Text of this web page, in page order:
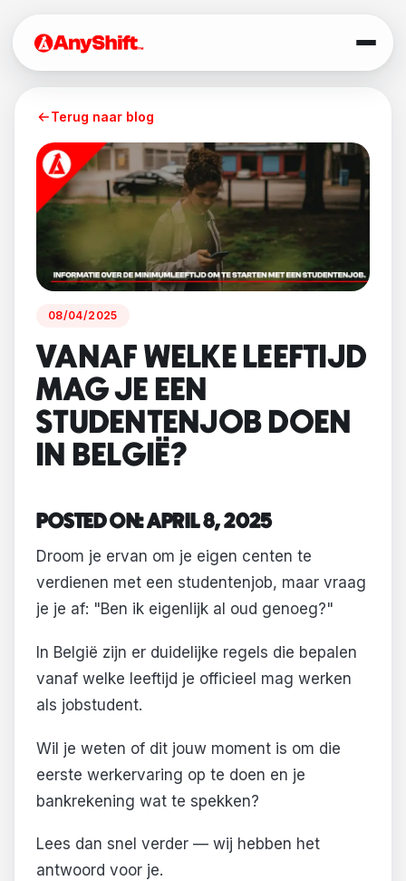
Terug naar blog
08/04/2025
VANAF WELKE LEEFTIJD
MAG JE EEN
STUDENTENJOB DOEN
IN BELGIË?
POSTED ON: APRIL 8, 2025
Droom je ervan om je eigen centen te
verdienen met een studentenjob, maar vraag
je je af: "Ben ik eigenlijk al oud genoeg?"
In België zijn er duidelijke regels die bepalen
vanaf welke leeftijd je officieel mag werken
als jobstudent.
Wil je weten of dit jouw moment is om die
eerste werkervaring op te doen en je
bankrekening wat te spekken?
Lees dan snel verder — wij hebben het
antwoord voor je.